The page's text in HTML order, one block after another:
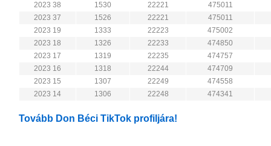
2023 38
1530 22221
475011
2023 37
1526 22221
475011
2023 19
1333 22223
475002
2023 18
1326 22233
474850
2023 17
1319 22235
474757
2023 16
1318 22244
474709
2023 15
1307 22249
474558
2023 14
1306 22248 474341
Tovább Don Béci TikTok profiljára!